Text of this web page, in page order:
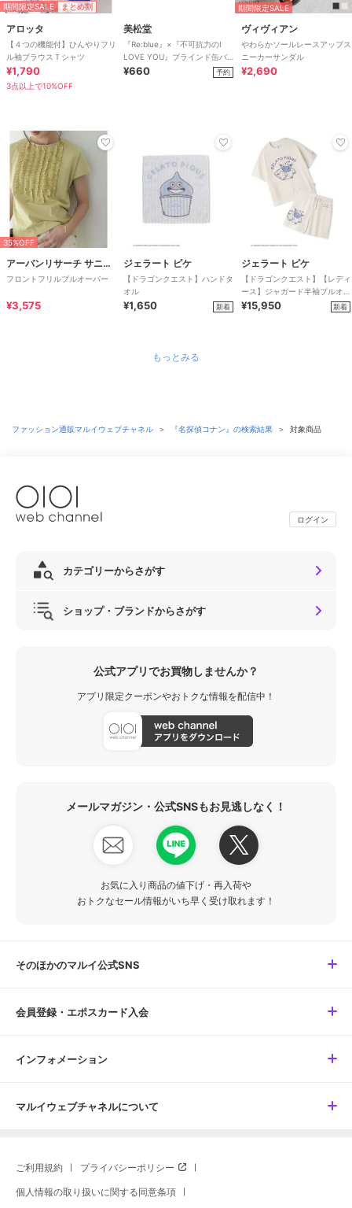
期間限定SALE まとめ割
アロッタ
【４つの機能付】ひんやりフリ
ル袖ブラウスＴシャツ
¥1,790
3点以上で10%OFF
美松堂
『Re:blue』×『不可抗力のI
LOVE YOU』ブラインド缶バ
ッジ（全6種）
¥660 予約
期間限定SALE
ヴィヴィアン
やわらかソールレースアップス
ニーカーサンダル
¥2,690
35%OFF
アーバンリサーチ サニーレーベル
フロントフリルプルオーバー
¥3,575
ジェラート ピケ
【ドラゴンクエスト】ハンドタ
オル
¥1,650 新着
ジェラート ピケ
【ドラゴンクエスト】【レディ
ース】ジャガード半袖プルオー
バー&ショートパンツセット
¥15,950 新着
もっとみる
ファッション通販マルイウェブチャネル ＞ 『名探偵コナン』の検索結果 ＞ 対象商品
ログイン
カテゴリーからさがす
ショップ・ブランドからさがす
公式アプリでお買物しませんか？
アプリ限定クーポンやおトクな情報を配信中！
メールマガジン・公式SNSもお見逃しなく！
お気に入り商品の値下げ・再入荷や
おトクなセール情報がいち早く受け取れます！
そのほかのマルイ公式SNS
会員登録・エポスカード入会
インフォメーション
マルイウェブチャネルについて
ご利用規約 プライバシーポリシー
個人情報の取り扱いに関する同意条項